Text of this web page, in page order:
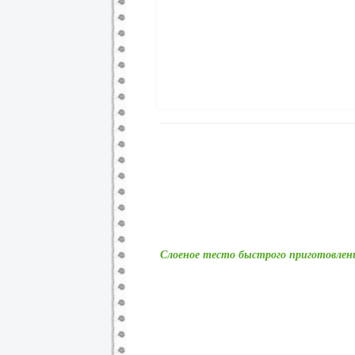
Слоеное тесто быстрого